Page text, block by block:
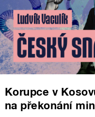
Korupce v
na překonání